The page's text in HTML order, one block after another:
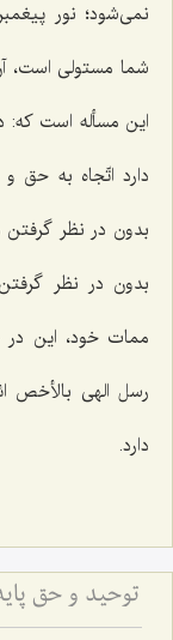
نمی‌شود؛ نور
شما مستولی است،
این مسأله است كه:
دارد اتّجاه به
بدون در نظر
بدون در نظر
ممات خود، این در
رسل الهی بالأخص
دارد.